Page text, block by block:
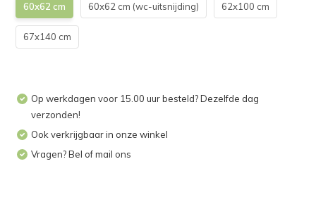
60x62 cm 60x62 cm (wc-uitsnijding) 62x100 cm
67x140 cm
Op werkdagen voor 15.00 uur besteld? Dezelfde dag
verzonden!
Ook verkrijgbaar in onze winkel
Vragen? Bel of mail ons